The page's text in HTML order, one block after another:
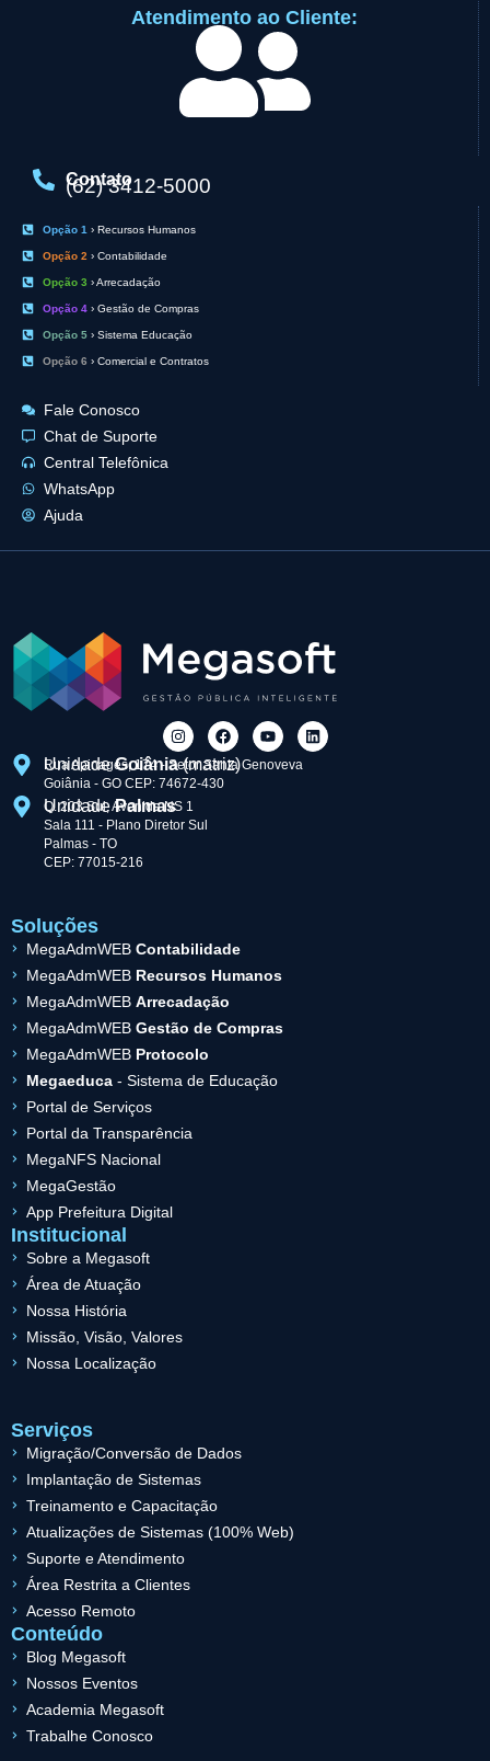
Atendimento ao Cliente:
Contato
(62) 3412-5000
Opção 1 › Recursos Humanos
Opção 2 › Contabilidade
Opção 3 › Arrecadação
Opção 4› Gestão de Compras
Opção 5› Sistema Educação
Opção 6 › Comercial e Contratos
Fale Conosco
Chat de Suporte
Central Telefônica
WhatsApp
Ajuda
UnidadeGoiânia(matriz)
Rua Apinagés, 174 - Setor Santa Genoveva
Goiânia - GO CEP: 74672-430
UnidadePalmas
Q. 203 Sul, Avenida NS 1
Sala 111 - Plano Diretor Sul
Palmas - TO
CEP: 77015-216
Soluções
MegaAdmWEB Contabilidade
MegaAdmWEB Recursos Humanos
MegaAdmWEB Arrecadação
MegaAdmWEB Gestão de Compras
MegaAdmWEB Protocolo
Megaeduca- Sistema de Educação
Portal de Serviços
Portal da Transparência
MegaNFS Nacional
MegaGestão
App Prefeitura Digital
Institucional
Sobre a Megasoft
Área de Atuação
Nossa História
Missão, Visão, Valores
Nossa Localização
Serviços
Migração/Conversão de Dados
Implantação de Sistemas
Treinamento e Capacitação
Atualizações de Sistemas (100% Web)
Suporte e Atendimento
Área Restrita a Clientes
Acesso Remoto
Conteúdo
Blog Megasoft
Nossos Eventos
Academia Megasoft
Trabalhe Conosco